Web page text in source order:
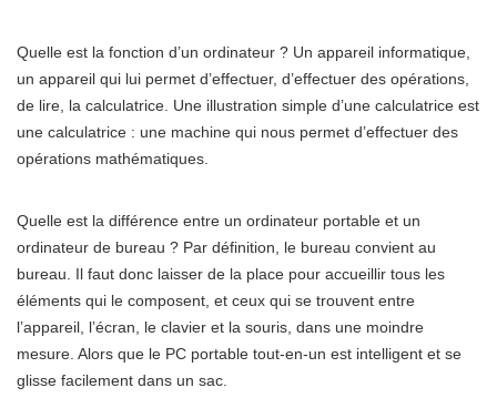
Quelle est la fonction d’un ordinateur ? Un appareil informatique,
un appareil qui lui permet d’effectuer, d’effectuer des opérations,
de lire, la calculatrice. Une illustration simple d’une calculatrice est
une calculatrice : une machine qui nous permet d’effectuer des
opérations mathématiques.
Quelle est la différence entre un ordinateur portable et un
ordinateur de bureau ? Par définition, le bureau convient au
bureau. Il faut donc laisser de la place pour accueillir tous les
éléments qui le composent, et ceux qui se trouvent entre
l’appareil, l’écran, le clavier et la souris, dans une moindre
mesure. Alors que le PC portable tout-en-un est intelligent et se
glisse facilement dans un sac.